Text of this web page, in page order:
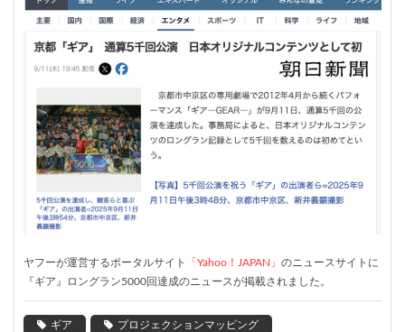
ヤフーが運営するポータルサイト 「Yahoo！JAPAN」 のニュースサイトに
『ギア』ロングラン5000回達成のニュースが掲載されました。
ギア プロジェクションマッピング